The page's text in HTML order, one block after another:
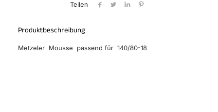
Teilen
Produktbeschreibung
Metzeler Mousse passend für 140/80-18